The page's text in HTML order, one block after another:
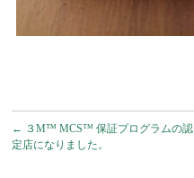
← ３M™ MCS™ 保証プログラムの認
定店になりました。